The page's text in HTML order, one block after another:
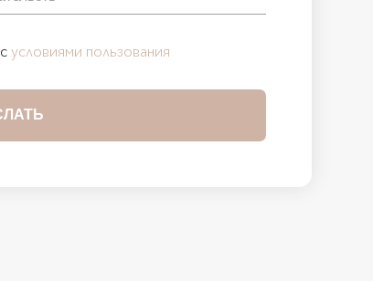
условиями пользования